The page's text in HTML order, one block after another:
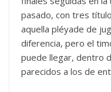
pasado, con tres
aquella pléyade de
diferencia, pero el
puede llegar, dentro
parecidos a los de